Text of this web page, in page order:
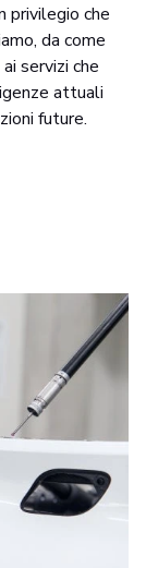
privilegio che
da come
servizi che
attuali
future.